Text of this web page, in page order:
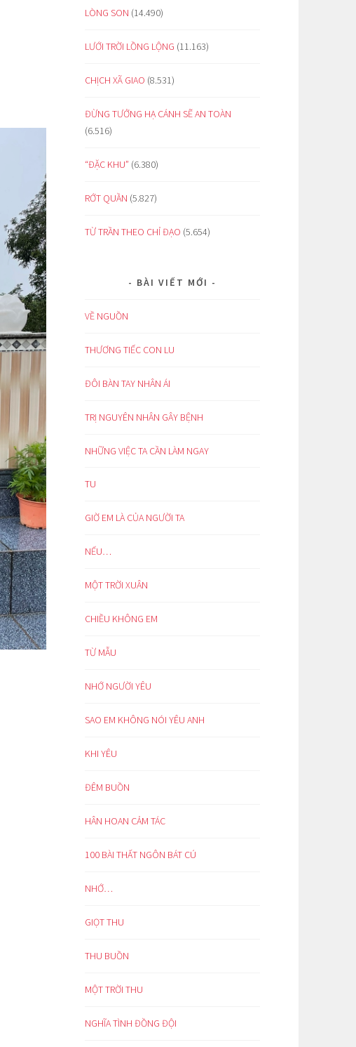
LÒNG SON (14.490)
LƯỚI TRỜI LỒNG LỘNG (11.163)
CHỊCH XÃ GIAO (8.531)
ĐỪNG TƯỞNG HẠ CÁNH SẼ AN TOÀN
(6.516)
“ĐẶC KHU” (6.380)
RỚT QUẦN (5.827)
TỪ TRẦN THEO CHỈ ĐẠO (5.654)
BÀI VIẾT MỚI
VỀ NGUỒN
THƯƠNG TIẾC CON LU
ĐÔI BÀN TAY NHÂN ÁI
TRỊ NGUYÊN NHÂN GÂY BỆNH
NHỮNG VIỆC TA CẦN LÀM NGAY
TU
GIỜ EM LÀ CỦA NGƯỜI TA
NẾU…
MỘT TRỜI XUÂN
CHIỀU KHÔNG EM
TỪ MẪU
NHỚ NGƯỜI YÊU
SAO EM KHÔNG NÓI YÊU ANH
KHI YÊU
ĐÊM BUỒN
HÂN HOAN CẢM TÁC
100 BÀI THẤT NGÔN BÁT CÚ
NHỚ…
GIỌT THU
THU BUỒN
MỘT TRỜI THU
NGHĨA TÌNH ĐỒNG ĐỘI